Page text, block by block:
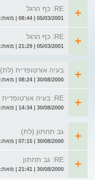
RE: כף הרגל
05/03/2001 | 08:44 | מאת: עופר
RE: כף הרגל
05/03/2001 | 21:29 | מאת: ד"ר אסא לב-אל
בעיה אורטופדית (לת)
30/08/2000 | 08:24 | מאת: חיים
RE: בעיה אורטופדית
30/08/2000 | 14:34 | מאת: ד"ר אסא לב-אל
גב תחתון (לת)
30/08/2000 | 07:15 | מאת: שלמה
RE: גב תחתון
30/08/2000 | 21:41 | מאת: ד"ר אסא לב-אל